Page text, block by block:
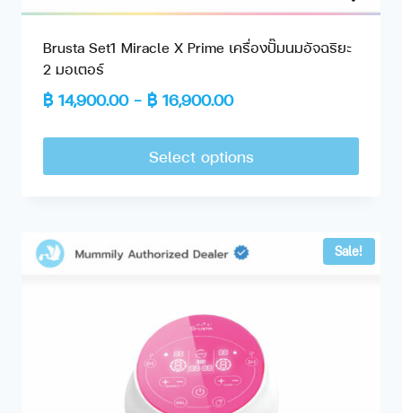
Brusta Set1 Miracle X Prime เครื่องปั๊มนมอัจฉริยะ
2 มอเตอร์
฿ 14,900.00 – ฿ 16,900.00
Select options
Sale!